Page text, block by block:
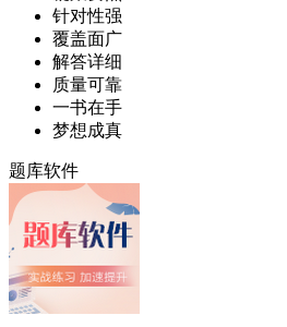
针对性强
覆盖面广
解答详细
质量可靠
一书在手
梦想成真
题库软件